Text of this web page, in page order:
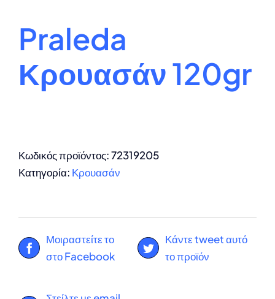
Praleda
Κρουασάν 120gr
Κωδικός προϊόντος:72319205
Κατηγορία: Κρουασάν
Μοιραστείτε το
στο Facebook
Κάντε tweet αυτό
το προϊόν